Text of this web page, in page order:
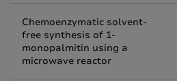
Chemoenzymatic solvent-
free synthesis of 1-
monopalmitin using a
microwave reactor